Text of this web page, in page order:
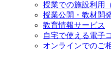
授業での施設利用
授業公開・教材開
教育情報サービス
自宅で使える電子
オンラインでのご